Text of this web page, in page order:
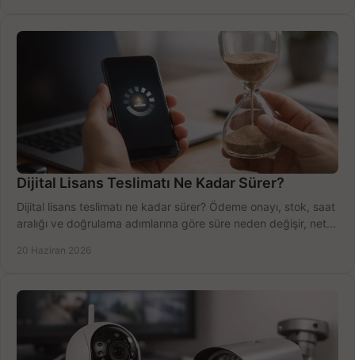
Dijital Lisans Teslimatı Ne Kadar Sürer?
Dijital lisans teslimatı ne kadar sürer? Ödeme onayı, stok, saat
aralığı ve doğrulama adımlarına göre süre neden değişir, net
20 Haziran 2026